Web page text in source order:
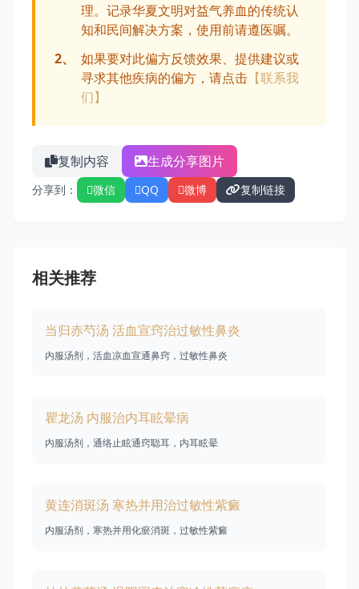
理。记录华夏文明对益气养血的传统认
知和民间解决方案，使用前请遵医嘱。
2、
如果要对此偏方反馈效果、提供建议或
寻求其他疾病的偏方，请点击 【联系我
们】
复制内容 生成分享图片
分享到： 微信 QQ 微博 复制链接
相关推荐
当归赤芍汤 活血宣窍治过敏性鼻炎
内服汤剂，活血凉血宣通鼻窍，过敏性鼻炎
瞿龙汤 内服治内耳眩晕病
内服汤剂，通络止眩通窍聪耳，内耳眩晕
黄连消斑汤 寒热并用治过敏性紫癜
内服汤剂，寒热并用化瘀消斑，过敏性紫癜